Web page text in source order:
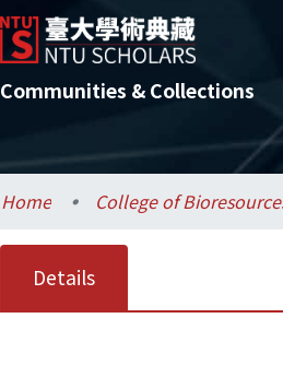
Communities & Collections
Home
Details